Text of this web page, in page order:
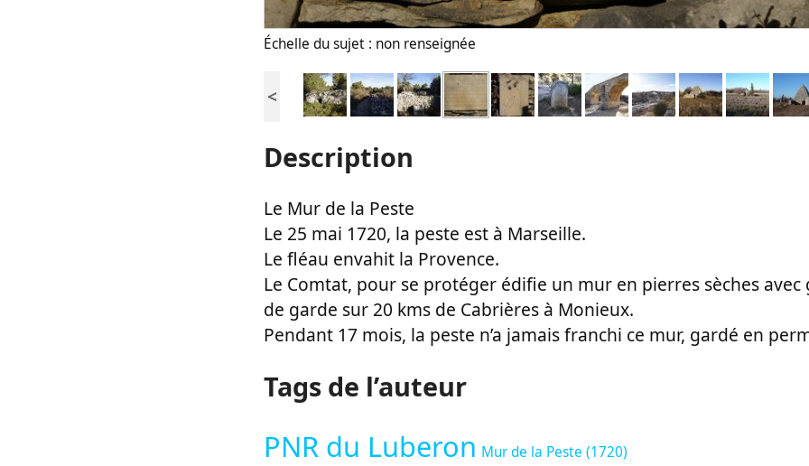
Échelle du sujet : non renseignée
<
Description
Le Mur de la Peste
Le 25 mai 1720, la peste est à Marseille.
Le fléau envahit la Provence.
Le Comtat, pour se protéger édifie un mur en pierres sèches
de garde sur 20 kms de Cabrières à Monieux.
Pendant 17 mois, la peste n’a jamais franchi ce mur, gardé en
Tags de l’auteur
PNR du Luberon Mur de la Peste (1720)